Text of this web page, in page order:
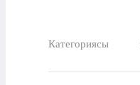
Категориясы